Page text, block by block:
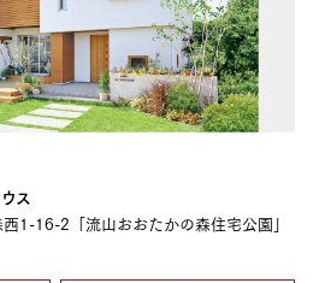
ス
1-16-2「流山おおたかの森住宅公園」